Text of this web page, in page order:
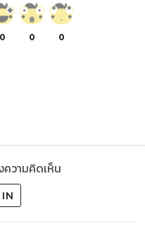
0 0 0
ความคิดเห็น
IN